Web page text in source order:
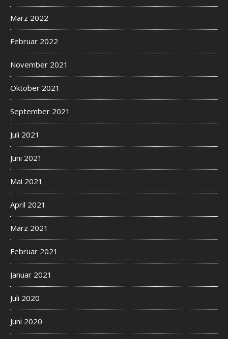
März 2022
Februar 2022
November 2021
Oktober 2021
September 2021
Juli 2021
Juni 2021
Mai 2021
April 2021
März 2021
Februar 2021
Januar 2021
Juli 2020
Juni 2020